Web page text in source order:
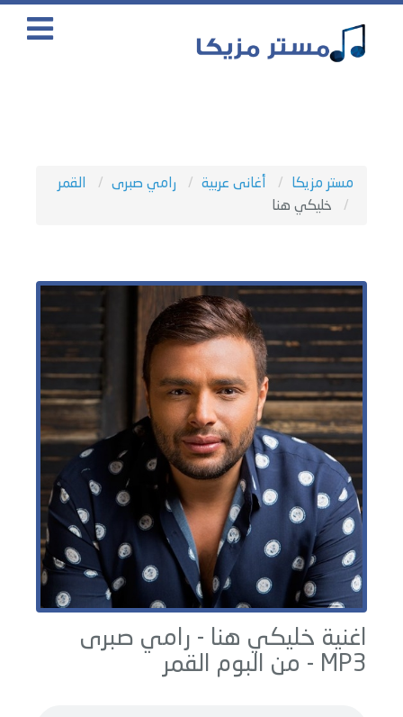
مستر مزيكا أغانى عربية رامي صبرى
القمر
خليكي هنا
اغنية خليكي هنا - رامي صبرى
MP3 - من البوم
القمر